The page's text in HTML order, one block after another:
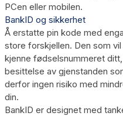
PCen eller mobilen.
BankID og sikkerhet
Å erstatte pin kode med
store forskjellen. Den som
kjenne fødselsnummeret
besittelse av gjenstanden
derfor ingen risiko med
din.
BankID er designet med